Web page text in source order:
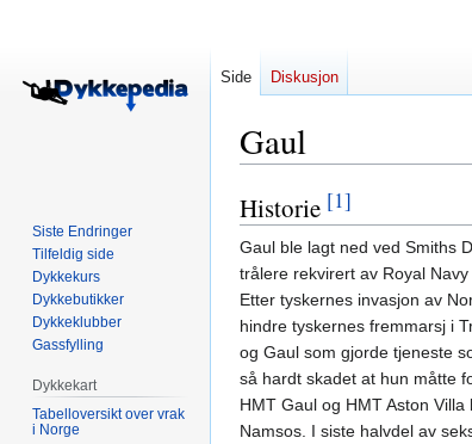
Gaul
Hopp
til
navigering
Hopp
til
søk
Historie [1]
Gaul ble lagt ned ved Smiths
trålere rekvirert av Royal
Etter tyskernes invasjon av
hindre tyskernes fremmarsj i
og Gaul som gjorde tjeneste
så hardt skadet at hun måtte
HMT Gaul og HMT Aston
Namsos. I siste halvdel av
Side Diskusjon
Siste Endringer
Tilfeldig side
Dykkekurs
Dykkebutikker
Dykkeklubber
Gassfylling
Dykkekart
Tabelloversikt over vrak
i Norge